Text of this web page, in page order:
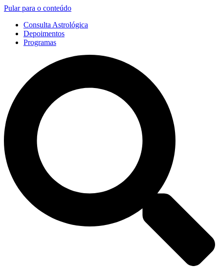
Pular para o conteúdo
Consulta Astrológica
Depoimentos
Programas